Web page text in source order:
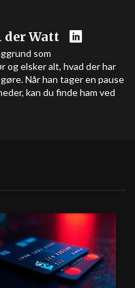
der Watt
som
og elsker alt, hvad der har
Når han tager en pause
kan du finde ham ved